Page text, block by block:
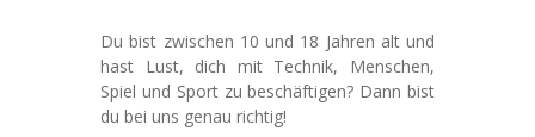
Du bist zwischen 10 und 18 Jahren alt und
hast Lust, dich mit Technik, Menschen,
Spiel und Sport zu beschäftigen? Dann bist
du bei uns genau richtig!